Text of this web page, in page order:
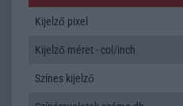
Kijelző pixel
Kijelző méret - col/inch
Színes kijelző